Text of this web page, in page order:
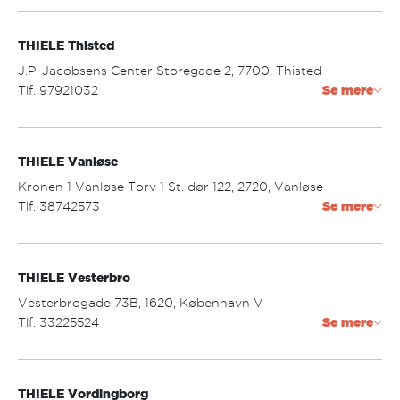
Åbningstider:
mandag - onsdag: 09.30 - 17.30
torsdag - fredag: 09.30 - 18.00
THIELE Thisted
J.P. Jacobsens Center Storegade 2, 7700, Thisted
Tlf. 97921032
Åbningstider:
mandag - torsdag: 09.30 - 17.30
fredag: 09.30 - 18.00
Se mere
THIELE Vanløse
Kronen 1 Vanløse Torv 1 St. dør 122, 2720, Vanløse
Tlf. 38742573
Åbningstider:
mandag - fredag: 10.00 - 19.00
lørdag: 10.00 - 17.00
Se mere
THIELE Vesterbro
Vesterbrogade 73B, 1620, København V
Tlf. 33225524
Åbningstider:
Se mere
THIELE Vordingborg